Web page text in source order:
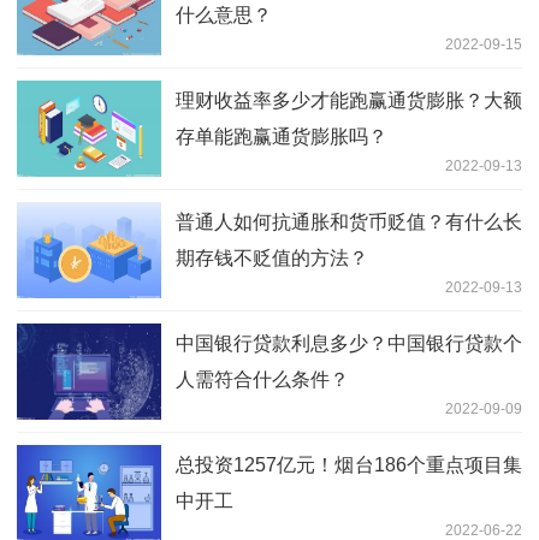
什么意思？
2022-09-15
理财收益率多少才能跑赢通货膨胀？大额
存单能跑赢通货膨胀吗？
2022-09-13
普通人如何抗通胀和货币贬值？有什么长
期存钱不贬值的方法？
2022-09-13
中国银行贷款利息多少？中国银行贷款个
人需符合什么条件？
2022-09-09
总投资1257亿元！烟台186个重点项目集
中开工
2022-06-22